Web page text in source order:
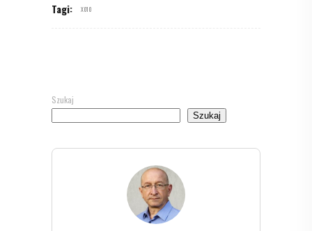
Tagi: X010
Szukaj
Szukaj